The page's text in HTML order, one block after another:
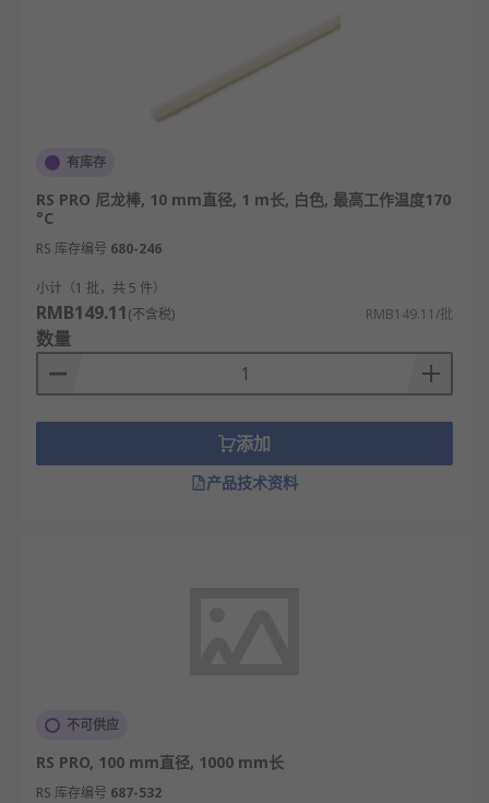
有库存
RS PRO 尼龙棒, 10 mm直径, 1 m长, 白色, 最高工作温度170
°C
RS 库存编号 680-246
小计（1 批，共 5 件）
RMB149.11(不含税) RMB149.11/批
数量
添加
产品技术资料
不可供应
RS PRO, 100 mm直径, 1000 mm长
RS 库存编号 687-532